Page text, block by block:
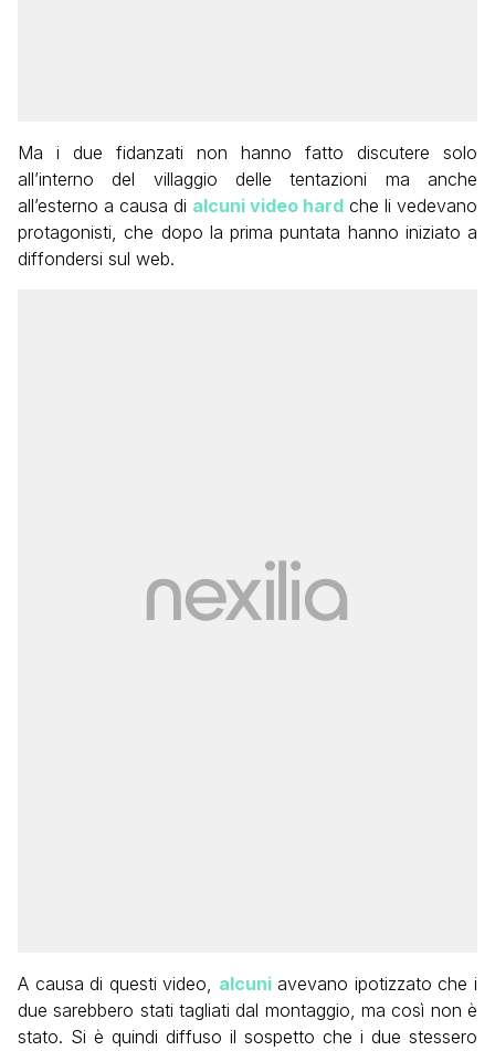
Ma i due fidanzati non hanno fatto discutere solo
all’interno del villaggio delle tentazioni ma anche
all’esterno a causa di alcuni video hard che li vedevano
protagonisti, che dopo la prima puntata hanno iniziato a
diffondersi sul web.
A causa di questi video, alcuni avevano ipotizzato che i
due sarebbero stati tagliati dal montaggio, ma così non è
stato. Si è quindi diffuso il sospetto che i due stessero